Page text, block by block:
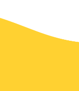
À Wiltz, un
nous aimerions